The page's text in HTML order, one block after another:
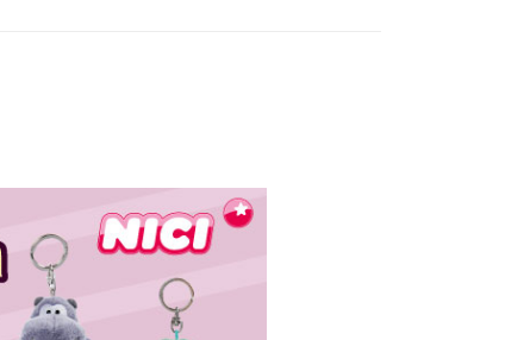
代金後払い」（以下当サービスという）はネット
（以下 AFTEE という）が提供し、AFTEEが代金を徴収
スご利用の際に提供しなければならない個人情報（注
話番号、受取人の氏名、電話番号、受取人住所を含むが
）は、AFTEEに渡され当サービスで必要な範囲内で利用